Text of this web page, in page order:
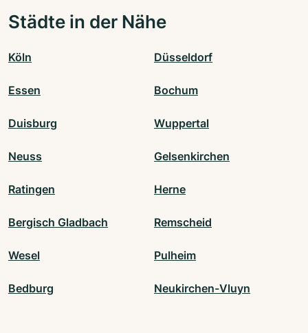
Städte in der Nähe
Köln Düsseldorf
Essen Bochum
Duisburg Wuppertal
Neuss Gelsenkirchen
Ratingen Herne
Bergisch Gladbach Remscheid
Wesel Pulheim
Bedburg Neukirchen-Vluyn